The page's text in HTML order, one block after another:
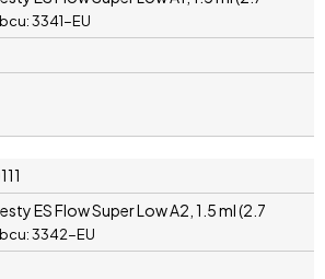
3341-EU
ES Flow Super Low A2, 1.5 ml (2.7
3342-EU